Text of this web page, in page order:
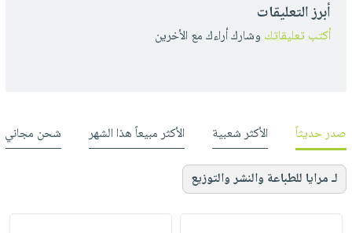
أبرز التعليقات
أكتب تعليقاتك وشارك أراءك مع الأخرين
صدر حديثاً الأكثر شعبية الأكثر مبيعاً هذا الشهر شحن مجاني
لـ مرايا للطباعة والنشر والتوزيع